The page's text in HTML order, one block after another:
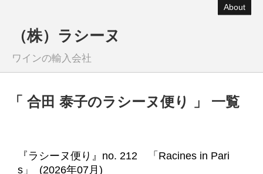
About
（株）ラシーヌ
ワインの輸入会社
「 合田 泰子のラシーヌ便り 」 一覧
『ラシーヌ便り』no. 212 「Racines in Pari
s」 (2026年07月)